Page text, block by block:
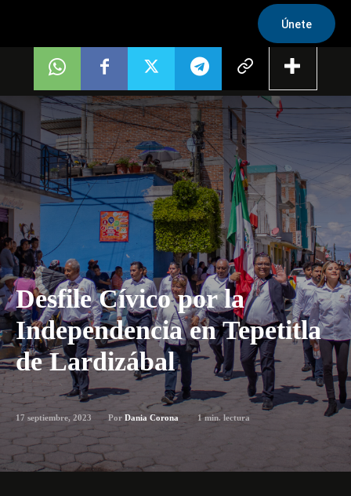
Únete
Desfile Cívico por la
Independencia en Tepetitla
de Lardizábal
17 septiembre, 2023 Por Dania Corona 1min. lectura